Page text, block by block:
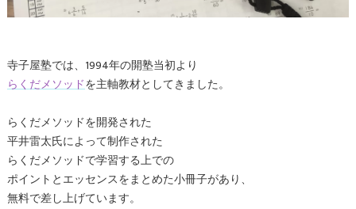
寺子屋塾では、1994年の開塾当初より
らくだメソッドを主軸教材としてきました。
らくだメソッドを開発された
平井雷太氏によって制作された
らくだメソッドで学習する上での
ポイントとエッセンスをまとめた小冊子があり、
無料で差し上げています。